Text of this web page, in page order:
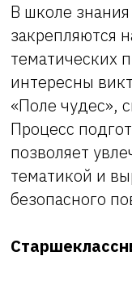
В школе
закрепляются
тематических
интересны
«Поле чудес»,
Процесс
позволяет
тематикой и
безопасного